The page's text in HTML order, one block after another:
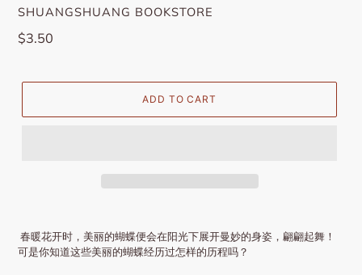
VENDOR
SHUANGSHUANG BOOKSTORE
Regular
$3.50
ADD TO CART
春暖花开时，美丽的蝴蝶便会在阳光下展开曼妙的身姿，翩翩起舞！
可是你知道这些美丽的蝴蝶经历过怎样的历程吗？